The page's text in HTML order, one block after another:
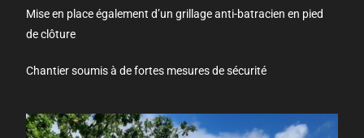
Mise en place également d’un grillage anti-batracien en pied
de clôture
Chantier soumis à de fortes mesures de sécurité